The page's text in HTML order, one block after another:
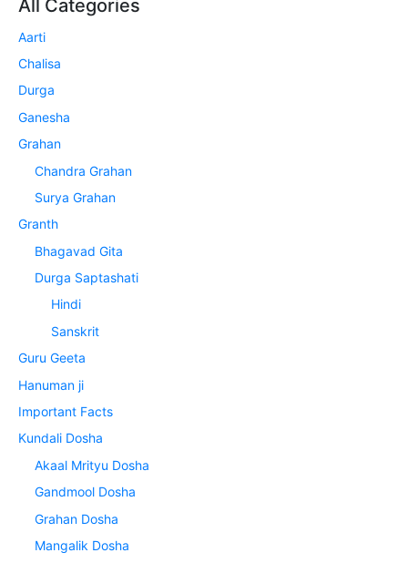
All Categories
Aarti
Chalisa
Durga
Ganesha
Grahan
Chandra Grahan
Surya Grahan
Granth
Bhagavad Gita
Durga Saptashati
Hindi
Sanskrit
Guru Geeta
Hanuman ji
Important Facts
Kundali Dosha
Akaal Mrityu Dosha
Gandmool Dosha
Grahan Dosha
Mangalik Dosha